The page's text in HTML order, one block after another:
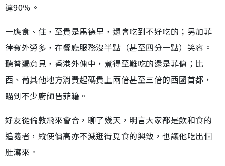
達90％。
一應食、住，至貴是馬德里，還會吃到不好吃的；另加菲
律賓外勞多，在餐廳服務沒半點（甚至四分一點）笑容。
聽普遍意見，香港外傭中，煮得至難吃的還是菲傭；比
西、葡其他地方消費起碼貴上兩倍甚至三倍的西國首都，
瞄到不少廚師皆菲籍。
好友從倫敦飛來會合，聊了幾天，明言大家都是飲和食的
追隨者，縱使價高亦不減逛街覓食的興致，也讓他吃出個
肚瀉來。